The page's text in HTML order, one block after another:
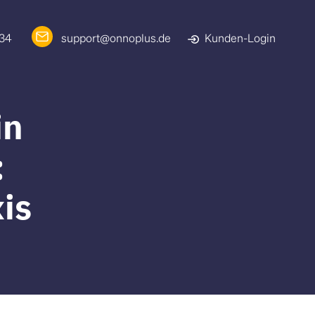
support@onnoplus.de Kunden-Login